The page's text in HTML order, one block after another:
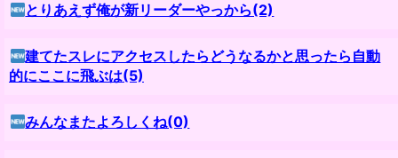
とりあえず俺が新リーダーやっから(2)
建てたスレにアクセスしたらどうなるかと思ったら自動
的にここに飛ぶは(5)
みんなまたよろしくね(0)